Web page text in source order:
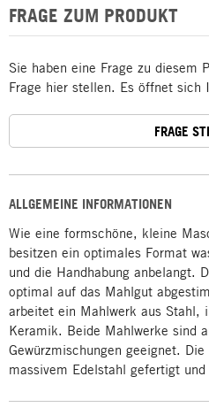
ALLGEMEINE INFORMATIONEN
Wie eine formschöne, kleine
besitzen ein optimales Format
und die Handhabung anbelangt.
optimal auf das Mahlgut
arbeitet ein Mahlwerk aus Stahl,
Keramik. Beide Mahlwerke sind
Gewürzmischungen geeignet.
massivem Edelstahl gefertigt
FRAGE ZUM PRODUKT
Sie haben eine Frage zu diesem
Frage hier stellen. Es öffnet sich
FRAGE